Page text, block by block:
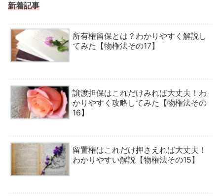
新着記事
所有権留保とは？わかりやすく解説し
てみた【物権法その17】
譲渡担保はこれだけみれば大丈夫！わ
かりやすく攻略してみた【物権法その
16】
留置権はこれだけ押さえれば大丈夫！
わかりやすい解説【物権法その15】